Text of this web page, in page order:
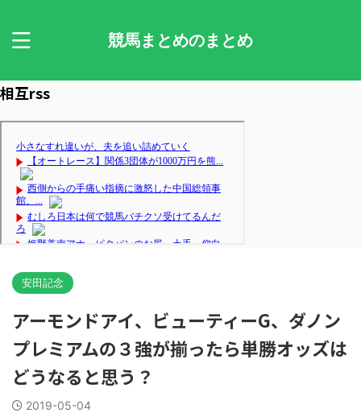
競馬まとめのまとめ
相互rss
安田記念
アーモンドアイ、ビューティーG、ダノン
プレミアムの３強が揃ったら単勝オッズは
どうなると思う？
2019-05-04